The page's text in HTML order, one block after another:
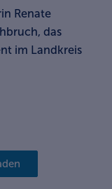
Renate
das
im Landkreis